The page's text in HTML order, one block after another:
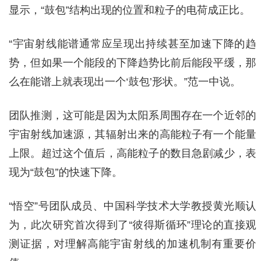
显示，“鼓包”结构出现的位置和粒子的电荷成正比。
“宇宙射线能谱通常应呈现出持续甚至加速下降的趋
势，但如果一个能段的下降趋势比前后能段平缓，那
么在能谱上就表现出一个‘鼓包’形状。”范一中说。
团队推测，这可能是因为太阳系周围存在一个近邻的
宇宙射线加速源，其辐射出来的高能粒子有一个能量
上限。超过这个值后，高能粒子的数目急剧减少，表
现为“鼓包”的快速下降。
“悟空”号团队成员、中国科学技术大学教授黄光顺认
为，此次研究首次得到了“彼得斯循环”理论的直接观
测证据，对理解高能宇宙射线的加速机制有重要价